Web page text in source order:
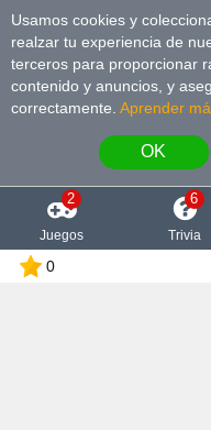
Usamos cookies y
realzar tu experiencia de
terceros para proporcionar
contenido y anuncios, y
correctamente. Aprender
OK
2
Juegos
6
Trivia
0